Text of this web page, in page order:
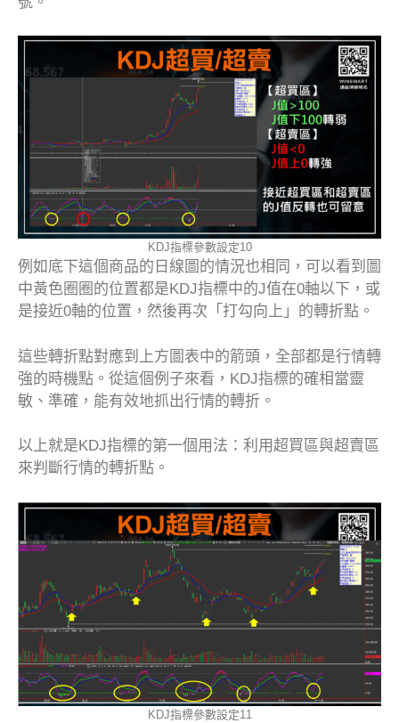
KDJ指標參數設定10
例如底下這個商品的日線圖的情況也相同，可以看到圖
中黃色圈圈的位置都是KDJ指標中的J值在0軸以下，或
是接近0軸的位置，然後再次「打勾向上」的轉折點。
這些轉折點對應到上方圖表中的箭頭，全部都是行情轉
強的時機點。從這個例子來看，KDJ指標的確相當靈
敏、準確，能有效地抓出行情的轉折。
以上就是KDJ指標的第一個用法：利用超買區與超賣區
來判斷行情的轉折點。
KDJ指標參數設定11